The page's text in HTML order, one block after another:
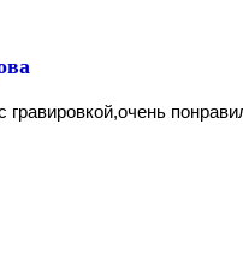
гравировкой,очень